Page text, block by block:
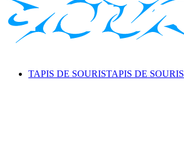
TAPIS DE SOURISTAPIS DE SOURIS